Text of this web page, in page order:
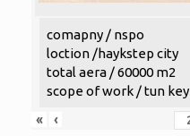
comapny / nspo
loction /haykstep city
total aera / 60000 m2
scope of work / tun key
«
‹